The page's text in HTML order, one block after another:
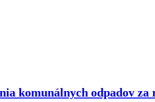
komunálnych odpadov za